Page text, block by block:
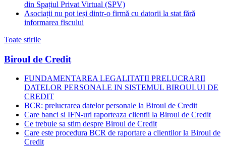
din Spațiul Privat Virtual (SPV)
Asociații nu pot ieși dintr-o firmă cu datorii la stat fără
informarea fiscului
Toate stirile
Biroul de Credit
FUNDAMENTAREA LEGALITATII PRELUCRARII
DATELOR PERSONALE IN SISTEMUL BIROULUI DE
CREDIT
BCR: prelucrarea datelor personale la Biroul de Credit
Care banci si IFN-uri raporteaza clientii la Biroul de Credit
Ce trebuie sa stim despre Biroul de Credit
Care este procedura BCR de raportare a clientilor la Biroul de
Credit